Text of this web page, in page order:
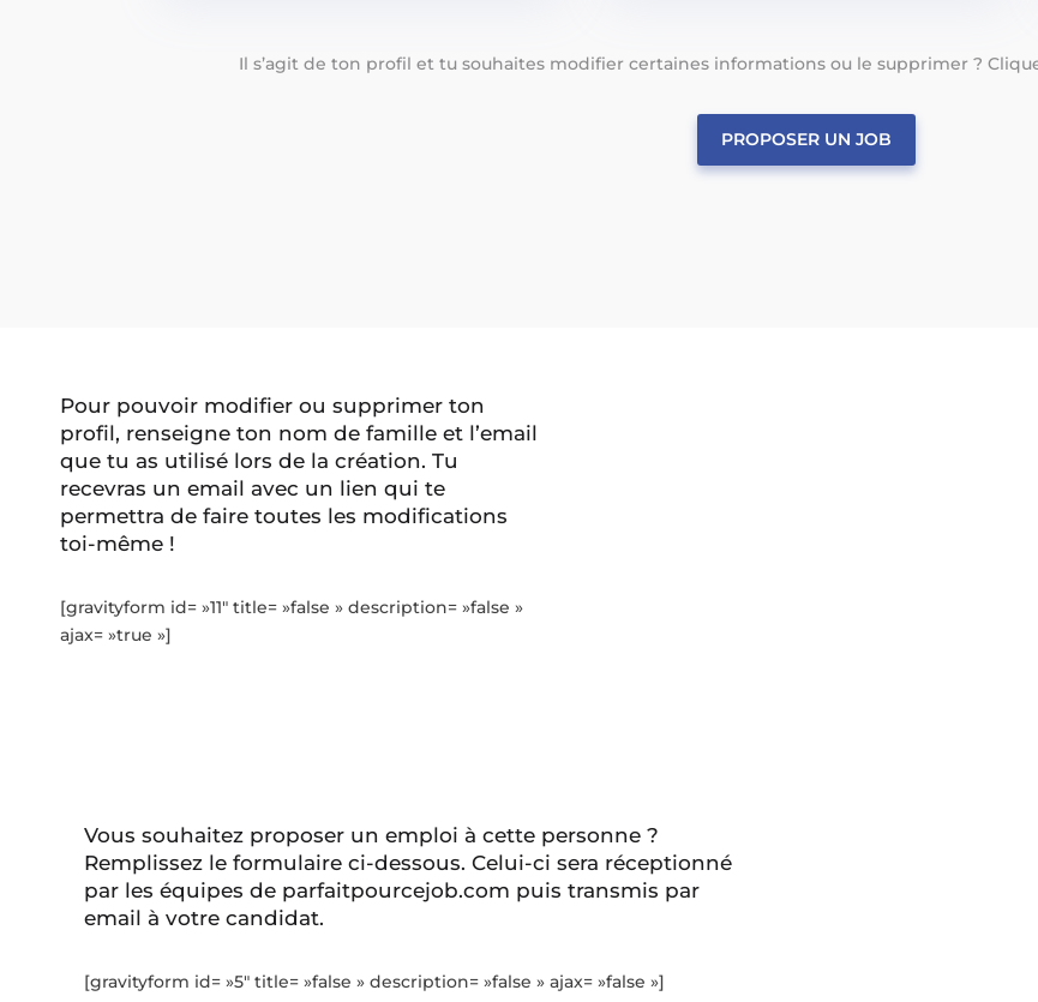
Il s’agit de ton profil et tu souhaites modifier certaines informations ou le supprimer ?
PROPOSER UN JOB
Pour pouvoir modifier ou supprimer ton
profil, renseigne ton nom de famille et l’email
que tu as utilisé lors de la création. Tu
recevras un email avec un lien qui te
permettra de faire toutes les modifications
toi-même !
[gravityform id= »11″ title= »false » description= »false »
ajax= »true »]
Vous souhaitez proposer un emploi à cette personne ?
Remplissez le formulaire ci-dessous. Celui-ci sera réceptionné
par les équipes de parfaitpourcejob.com puis transmis par
email à votre candidat.
[gravityform id= »5″ title= »false » description= »false » ajax= »false »]